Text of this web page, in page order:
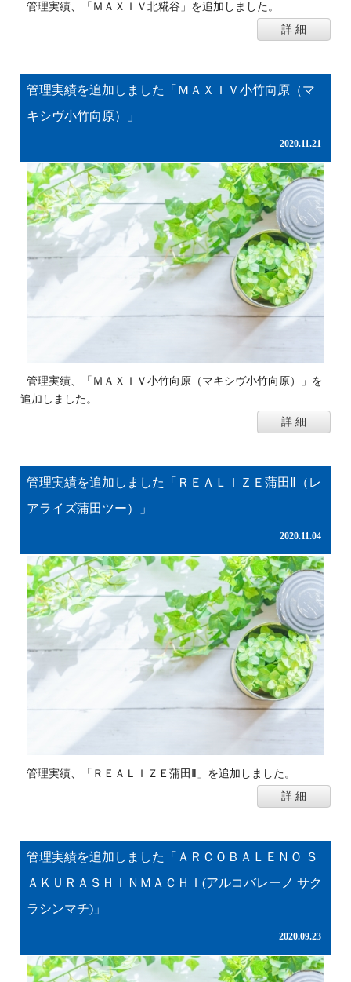
管理実績、「ＭＡＸＩＶ北糀谷」を追加しました。
詳 細
管理実績を追加しました「ＭＡＸＩＶ小竹向原（マ
キシヴ小竹向原）」
2020.11.21
管理実績、「ＭＡＸＩＶ小竹向原（マキシヴ小竹向原）」を
追加しました。
詳 細
管理実績を追加しました「ＲＥＡＬＩＺＥ蒲田Ⅱ（レ
アライズ蒲田ツー）」
2020.11.04
管理実績、「ＲＥＡＬＩＺＥ蒲田Ⅱ」を追加しました。
詳 細
管理実績を追加しました「ＡＲＣＯＢＡＬＥＮＯ Ｓ
ＡＫＵＲＡＳＨＩＮＭＡＣＨＩ(アルコバレーノ サク
ラシンマチ)」
2020.09.23